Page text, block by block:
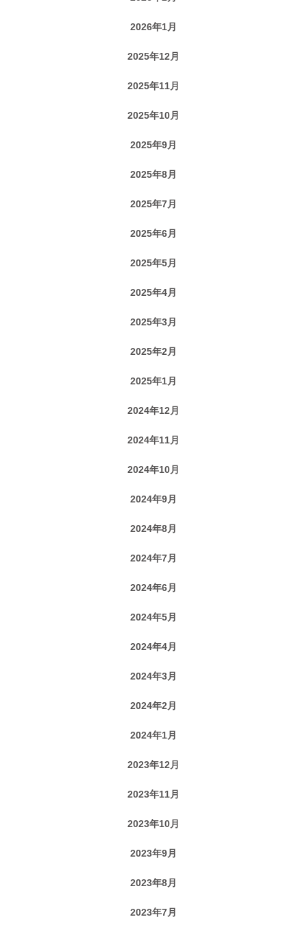
2026年1月
2025年12月
2025年11月
2025年10月
2025年9月
2025年8月
2025年7月
2025年6月
2025年5月
2025年4月
2025年3月
2025年2月
2025年1月
2024年12月
2024年11月
2024年10月
2024年9月
2024年8月
2024年7月
2024年6月
2024年5月
2024年4月
2024年3月
2024年2月
2024年1月
2023年12月
2023年11月
2023年10月
2023年9月
2023年8月
2023年7月